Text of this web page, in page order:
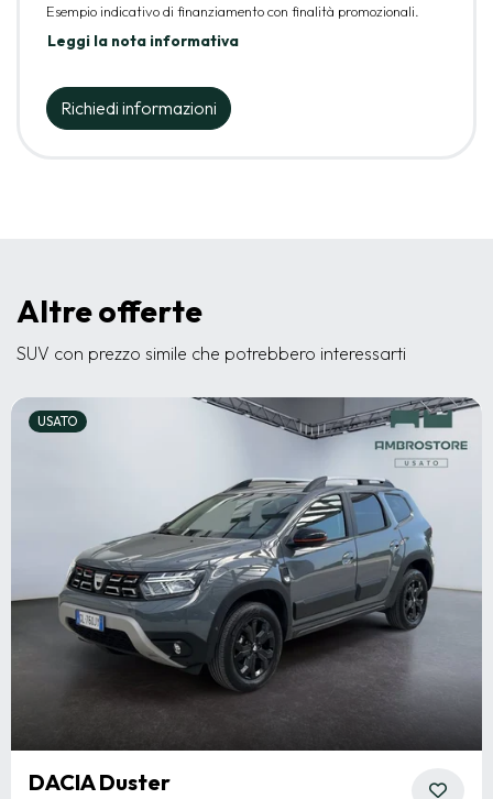
Esempio indicativo di finanziamento con finalità promozionali.
Leggi la nota informativa
Richiedi informazioni
Altre offerte
SUV con prezzo simile che potrebbero interessarti
USATO
DACIA Duster